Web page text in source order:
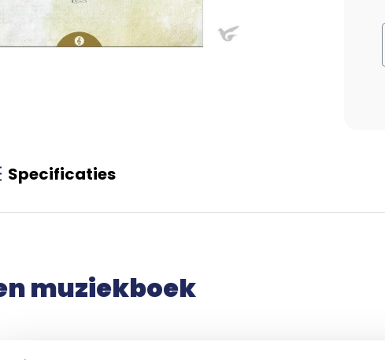
Specificaties
muziekboek